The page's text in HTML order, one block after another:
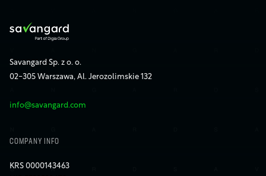
Savangard Sp. z o. o.
02-305 Warszawa, Al. Jerozolimskie 132
info@savangard.com
COMPANY INFO
KRS 0000143463